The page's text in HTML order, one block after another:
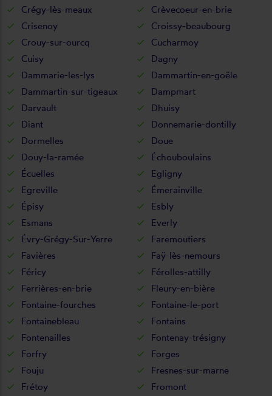
Crégy-lès-meaux
Crèvecoeur-en-brie
Crisenoy
Croissy-beaubourg
Crouy-sur-ourcq
Cucharmoy
Cuisy
Dagny
Dammarie-les-lys
Dammartin-en-goële
Dammartin-sur-tigeaux
Dampmart
Darvault
Dhuisy
Diant
Donnemarie-dontilly
Dormelles
Doue
Douy-la-ramée
Échouboulains
Écuelles
Egligny
Egreville
Émerainville
Épisy
Esbly
Esmans
Everly
Évry-Grégy-Sur-Yerre
Faremoutiers
Favières
Faÿ-lès-nemours
Féricy
Férolles-attilly
Ferrières-en-brie
Fleury-en-bière
Fontaine-fourches
Fontaine-le-port
Fontainebleau
Fontains
Fontenailles
Fontenay-trésigny
Forfry
Forges
Fouju
Fresnes-sur-marne
Frétoy
Fromont